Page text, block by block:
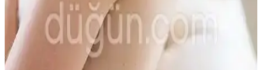
Düğünlerde Şık ve Trend Gelin Tacı Modelleri ile En
Uygun Seçenekler
Gelin tacı seçiminde düğün temasına uygun, trend ve rahat modelleri
keşfedin. Güncel tasarımlar ve malzeme seçenekleriyle güzelliğinizi
tamamlayacak aksesuarlar burada.